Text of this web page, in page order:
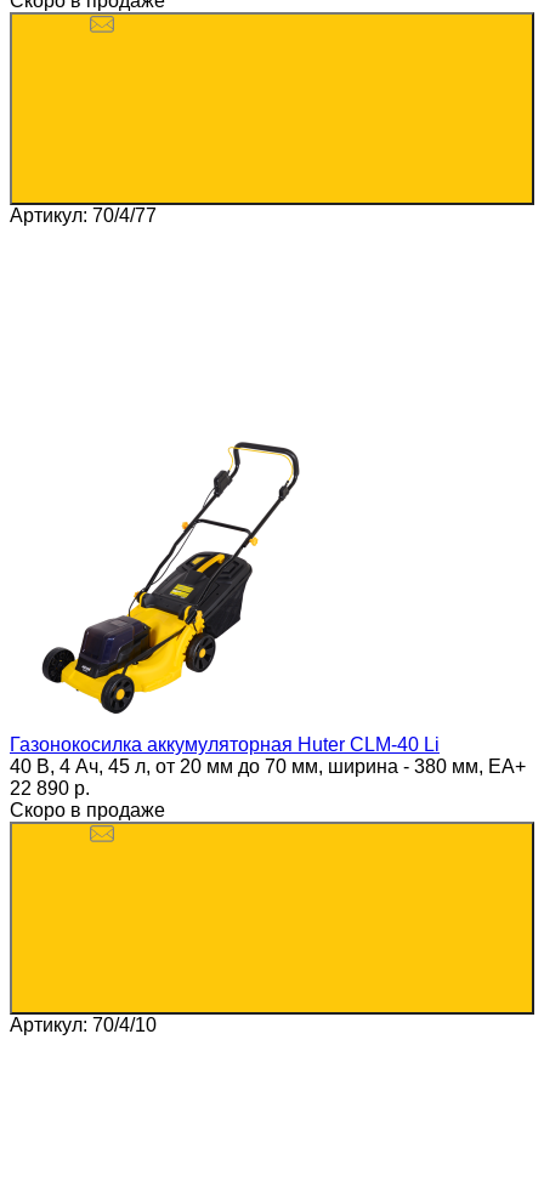
Артикул: 70/4/77
Газонокосилка аккумуляторная Huter CLM-40 Li
40 В, 4 Ач, 45 л, от 20 мм до 70 мм, ширина - 380 мм, ЕА+
22 890 p.
Скоро в продаже
Артикул: 70/4/10